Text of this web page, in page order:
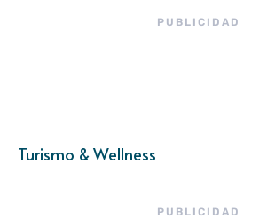
PUBLICIDAD
Turismo & Wellness
PUBLICIDAD